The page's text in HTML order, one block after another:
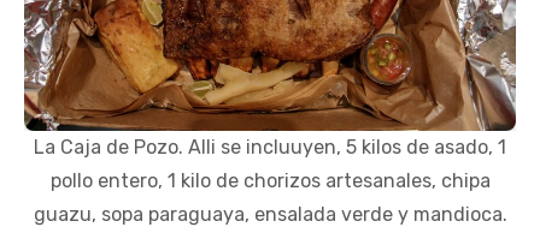
La Caja de Pozo. Alli se incluuyen, 5 kilos de asado, 1
pollo entero, 1 kilo de chorizos artesanales, chipa
guazu, sopa paraguaya, ensalada verde y mandioca.